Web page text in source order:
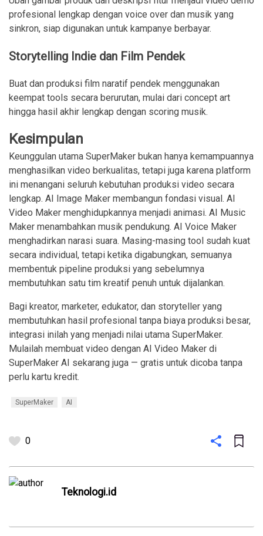
profesional lengkap dengan voice over dan musik yang
sinkron, siap digunakan untuk kampanye berbayar.
Storytelling Indie dan Film Pendek
Buat dan produksi film naratif pendek menggunakan
keempat tools secara berurutan, mulai dari concept art
hingga hasil akhir lengkap dengan scoring musik.
Kesimpulan
Keunggulan utama SuperMaker bukan hanya kemampuannya
menghasilkan video berkualitas, tetapi juga karena platform
ini menangani seluruh kebutuhan produksi video secara
lengkap. AI Image Maker membangun fondasi visual. AI
Video Maker menghidupkannya menjadi animasi. AI Music
Maker menambahkan musik pendukung. AI Voice Maker
menghadirkan narasi suara. Masing-masing tool sudah kuat
secara individual, tetapi ketika digabungkan, semuanya
membentuk pipeline produksi yang sebelumnya
membutuhkan satu tim kreatif penuh untuk dijalankan.
Bagi kreator, marketer, edukator, dan storyteller yang
membutuhkan hasil profesional tanpa biaya produksi besar,
integrasi inilah yang menjadi nilai utama SuperMaker.
Mulailah membuat video dengan AI Video Maker di
SuperMaker AI sekarang juga — gratis untuk dicoba tanpa
perlu kartu kredit.
SuperMaker AI
0
Teknologi.id